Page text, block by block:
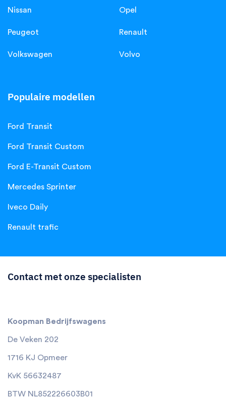
Nissan Opel
Peugeot Renault
Volkswagen Volvo
Populaire modellen
Ford Transit
Ford Transit Custom
Ford E-Transit Custom
Mercedes Sprinter
Iveco Daily
Renault trafic
Contact met onze specialisten
Koopman Bedrijfswagens
De Veken 202
1716 KJ Opmeer
KvK 56632487
BTW NL852226603B01